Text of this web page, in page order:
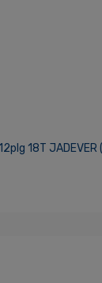
18T JADEVER